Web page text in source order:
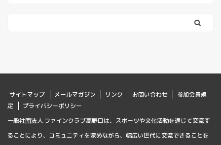
サイトマップ メールマガジン リンク お問い合わせ
参加会員規
定
プライバシーポリシー
一般社団法人 ファインクラブ高野口は、スポーツや文化活動を通じて交流す
ることにより、コミュニティを深めながら、幅広い世代に交流できることを